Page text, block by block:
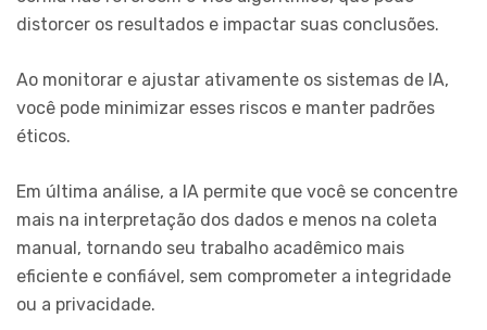
distorcer os resultados e impactar suas conclusões.
Ao monitorar e ajustar ativamente os sistemas de IA,
você pode minimizar esses riscos e manter padrões
éticos.
Em última análise, a IA permite que você se concentre
mais na interpretação dos dados e menos na coleta
manual, tornando seu trabalho acadêmico mais
eficiente e confiável, sem comprometer a integridade
ou a privacidade.